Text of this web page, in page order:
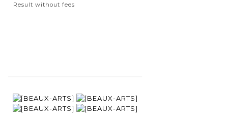
Result without fees